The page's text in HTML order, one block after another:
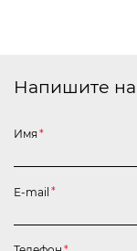
Напишите
Имя *
E-mail *